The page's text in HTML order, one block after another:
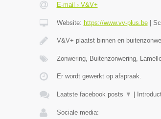
E-mail › V&V+
Website: https://www.vv-plus.be|
V&V+ plaatst binnen en
Zonwering, Buitenzonwering,
Er wordt gewerkt op afspraak.
Laatste facebook posts ▼
Sociale media: